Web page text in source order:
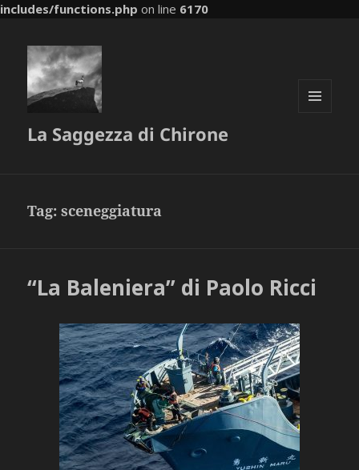
includes/functions.php on line 6170
La Saggezza di Chirone
Tag:sceneggiatura
“La Baleniera” di Paolo Ricci